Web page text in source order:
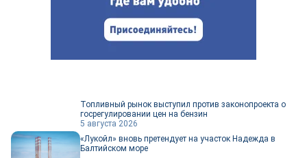
Топливный рынок выступил против законопроекта о
госрегулировании цен на бензин
5 августа 2026
«Лукойл» вновь претендует на участок Надежда в
Балтийском море